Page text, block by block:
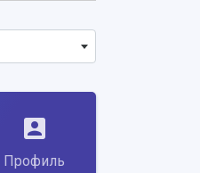
Профиль